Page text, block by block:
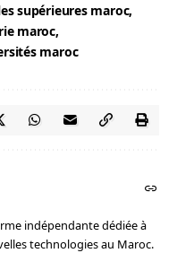
supérieures maroc
maroc
maroc
indépendante dédiée à
technologies au Maroc.